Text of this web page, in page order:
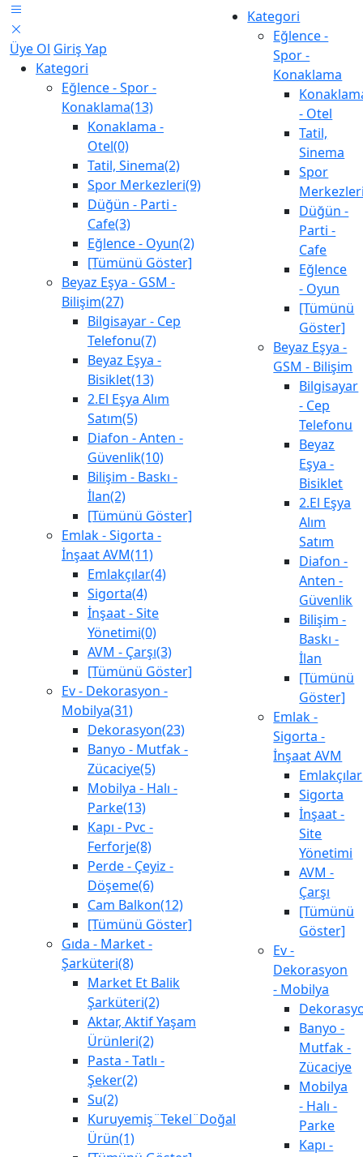
Üye Ol Giriş Yap
Kategori
Eğlence - Spor -
Konaklama(13)
Konaklama -
Otel(0)
Tatil, Sinema(2)
Spor Merkezleri(9)
Düğün - Parti -
Cafe(3)
Eğlence - Oyun(2)
[Tümünü Göster]
Beyaz Eşya - GSM -
Bilişim(27)
Bilgisayar - Cep
Telefonu(7)
Beyaz Eşya -
Bisiklet(13)
2.El Eşya Alım
Satım(5)
Diafon - Anten -
Güvenlik(10)
Bilişim - Baskı -
İlan(2)
[Tümünü Göster]
Emlak - Sigorta -
İnşaat AVM(11)
Emlakçılar(4)
Sigorta(4)
İnşaat - Site
Yönetimi(0)
AVM - Çarşı(3)
[Tümünü Göster]
Ev - Dekorasyon -
Mobilya(31)
Dekorasyon(23)
Banyo - Mutfak -
Zücaciye(5)
Mobilya - Halı -
Parke(13)
Kapı - Pvc -
Ferforje(8)
Perde - Çeyiz -
Döşeme(6)
Cam Balkon(12)
[Tümünü Göster]
Gıda - Market -
Şarküteri(8)
Market Et Balik
Şarküteri(2)
Aktar, Aktif Yaşam
Ürünleri(2)
Pasta - Tatlı -
Şeker(2)
Su(2)
Kuruyemiş¨Tekel¨Doğal
Ürün(1)
Kategori
Eğlence -
Spor -
Konaklama
- Otel
Tatil,
Sinema
Spor
Düğün -
Parti -
Cafe
Eğlence
- Oyun
[Tümünü
Göster]
Beyaz Eşya -
GSM - Bilişim
Bilgisayar
- Cep
Telefonu
Beyaz
Eşya -
Bisiklet
2.El Eşya
Alım
Satım
Diafon -
Anten -
Güvenlik
Bilişim -
Baskı -
İlan
[Tümünü
Göster]
Emlak -
Sigorta -
İnşaat AVM
Emlakçılar
Sigorta
İnşaat -
Site
Yönetimi
AVM -
Çarşı
[Tümünü
Göster]
Ev -
Dekorasyon
- Mobilya
Banyo -
Mutfak -
Zücaciye
Mobilya
- Halı -
Parke
Kapı -